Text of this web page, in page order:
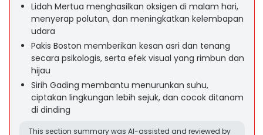
Lidah Mertua menghasilkan oksigen di malam hari,
menyerap polutan, dan meningkatkan kelembapan
udara
Pakis Boston memberikan kesan asri dan tenang
secara psikologis, serta efek visual yang rimbun dan
hijau
Sirih Gading membantu menurunkan suhu,
ciptakan lingkungan lebih sejuk, dan cocok ditanam
di dinding
This section summary was AI-assisted and reviewed by